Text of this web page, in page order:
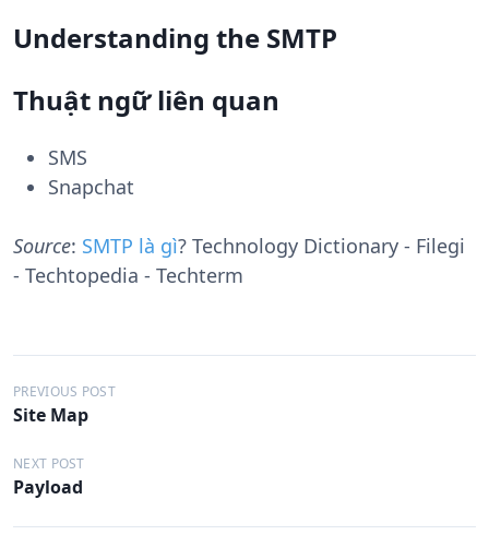
Understanding the SMTP
Thuật ngữ liên quan
SMS
Snapchat
Source: SMTP là gì? Technology Dictionary - Filegi
- Techtopedia - Techterm
Đ
i
ề
u
h
PREVIOUS POST
Site Map
NEXT POST
Payload